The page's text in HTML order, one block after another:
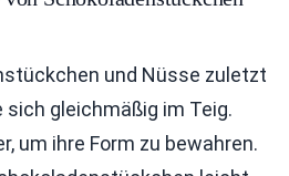
und Nüsse zuletzt
sich gleichmäßig im Teig.
um ihre Form zu bewahren.